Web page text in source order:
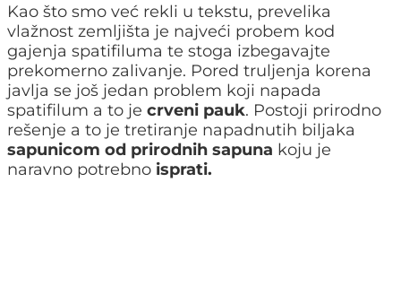
Kao što smo već rekli u tekstu, prevelika
vlažnost zemljišta je najveći probem kod
gajenja spatifiluma te stoga izbegavajte
prekomerno zalivanje. Pored truljenja korena
javlja se još jedan problem koji napada
spatifilum a to je crveni pauk. Postoji prirodno
rešenje a to je tretiranje napadnutih biljaka
sapunicom od prirodnih sapuna koju je
naravno potrebno isprati.